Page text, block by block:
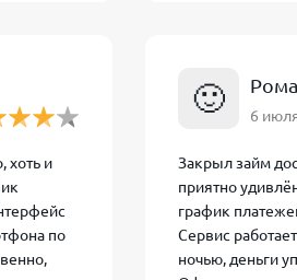
8 (800) 350-25-25
9:00 – 18:00
набрать приведенный
хоть и
по
🙂 6
Закрыл займ
приятно
график
Сервис
ночью, деньги